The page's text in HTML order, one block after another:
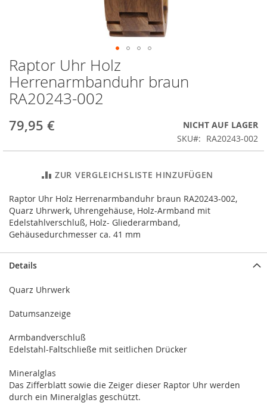
Zum
Anfang
der
Bildergalerie
Raptor Uhr Holz
Herrenarmbanduhr braun
RA20243-002
79,95 €
NICHT AUF LAGER
SKU
RA20243-002
ZUR VERGLEICHSLISTE HINZUFÜGEN
Raptor Uhr Holz Herrenarmbanduhr braun RA20243-002,
Quarz Uhrwerk, Uhrengehäuse, Holz-Armband mit
Edelstahlverschluß, Holz- Gliederarmband,
Gehäusedurchmesser ca. 41 mm
Details
Quarz Uhrwerk
Datumsanzeige
Armbandverschluß
Edelstahl-Faltschließe mit seitlichen Drücker
Mineralglas
Das Zifferblatt sowie die Zeiger dieser Raptor Uhr werden
durch ein Mineralglas geschützt.